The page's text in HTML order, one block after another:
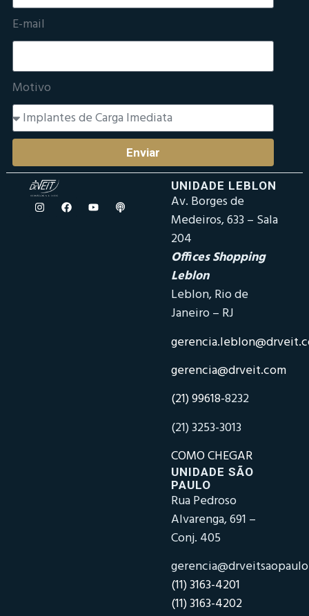
E-mail
Motivo
Enviar
UNIDADE LEBLON
Av. Borges de
Medeiros, 633 – Sala
204
Offices Shopping
Leblon
Leblon, Rio de
Janeiro – RJ
gerencia@drveit.com
(21) 99618-8232
(21) 3253-3013
COMO CHEGAR
UNIDADE SÃO
PAULO
Rua Pedroso
Alvarenga, 691 –
Conj. 405
(11) 3163-4201
(11) 3163-4202